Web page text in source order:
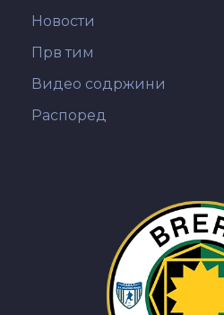
Новости
Прв тим
Видео содржини
Распоред